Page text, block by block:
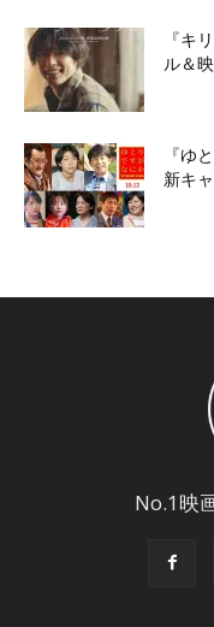
『キ
ル＆
『ゆ
新キ
No.1映